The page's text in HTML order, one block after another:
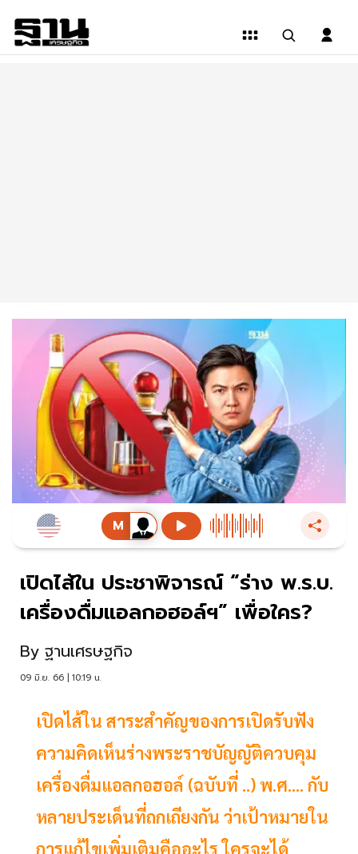
เปิดไส้ใน ประชาพิจารณ์ “ร่าง พ.ร.บ.
เครื่องดื่มแอลกอฮอล์ฯ” เพื่อใคร?
By ฐานเศรษฐกิจ
09 มิ.ย. 66 | 10:19 น.
เปิดไส้ใน สาระสำคัญของการเปิดรับฟัง
ความคิดเห็นร่างพระราชบัญญัติควบคุม
เครื่องดื่มแอลกอฮอล์ (ฉบับที่ ..) พ.ศ.... กับ
หลายประเด็นที่ถกเถียงกัน ว่าเป้าหมายใน
การแก้ไขเพิ่มเติมคืออะไร ใครจะได้